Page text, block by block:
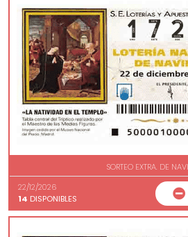
SORTEO EXTRA. DE
22/12/2026
14 DISPONIBLES